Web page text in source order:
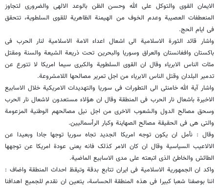
الایمان القوی والتوکل على الله وحسن الظن بالوعد الالهی والضروری لتجاوز
المنعطفات العصیبة وعدم الخوف من الهیمنة الظاهریة للقوى السلطویة، تتحقق
فی ایام الحج.
واشار قائد الثورة الاسلامیة الى اشعال اعداء الامة الاسلامیة لنار الحرب فی
باکستان وافغانستان والعراق وسوریا والبحرین تحت ذریعة الشیعة والسنة ومقتل
مئات الناس الابریاء وقال ان القوى السلطویة والکبرى سیما امریکا لا تتورع عن
تدمیر البلدان وقتل الناس الابریاء من اجل تمریر مصالحها اللامشروعة.
واشار آیة الله خامنئی الى التطورات فی سوریا والتهدیدات الامریکیة خلال الاسابیع
الاخیرة باشعال نار الحرب فی المنطقة وقال ان هؤلاء مستعدون لاشعال نار الحرب
وسحق مصالح الدول والشعوب الاخرى من اجل نیل مصالحهم الوطنیة المزعومة
والتی هی فی الحقیقة مصالح الصهاینة وکبار الرأسمالیین.
وقال : نأمل ان یکون توجه امریکا الجدید تجاه سوریا توجها جادا وبعیدا عن
الالاعیب السیاسیة وقال ان کان الامر کذلک فانه یعنی عودة امریکا عن توجهها
الطائش والخاطئ الذی اتبعته على مدى الاسابیع الماضیة.
واکد ان الجمهوریة الاسلامیة فی ایران تتابع بدقة وتیقظ احداث المنطقة واضاف :
اننا بوصفنا شعبا کبیرا فی هذه المنطقة الحساسة، یتعین ان نقدم للجمیع اهدافنا